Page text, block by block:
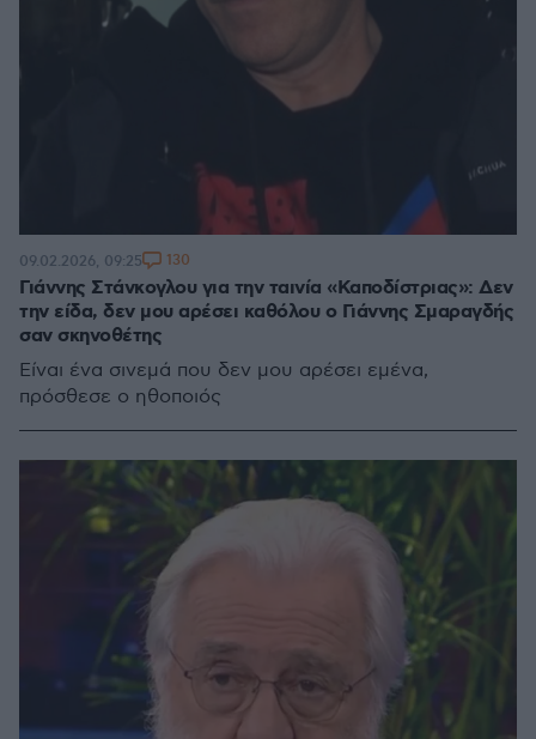
Γιάννης Στάνκογλου για την ταινία «Καποδίστριας»: Δεν
την είδα, δεν μου αρέσει καθόλου ο Γιάννης Σμαραγδής
σαν σκηνοθέτης
Είναι ένα σινεμά που δεν μου αρέσει εμένα,
πρόσθεσε ο ηθοποιός
09.02.2026, 09:25 130